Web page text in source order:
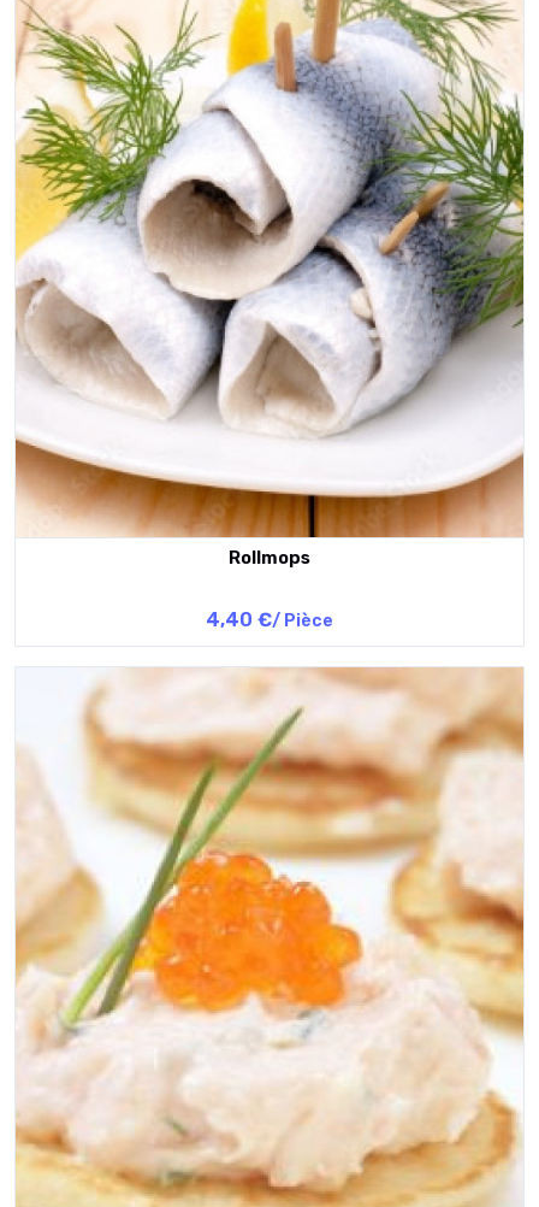
Rollmops
4,40 €/ Pièce